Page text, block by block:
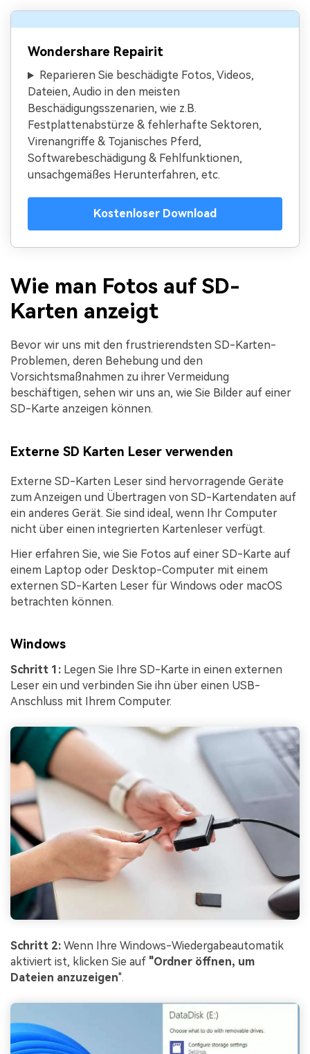
Wondershare Repairit
Reparieren Sie beschädigte Fotos, Videos,
Dateien, Audio in den meisten
Beschädigungsszenarien, wie z.B.
Festplattenabstürze & fehlerhafte Sektoren,
Virenangriffe & Tojanisches Pferd,
Softwarebeschädigung & Fehlfunktionen,
unsachgemäßes Herunterfahren, etc.
Kostenloser Download
Wie man Fotos auf SD-
Karten anzeigt
Bevor wir uns mit den frustrierendsten SD-Karten-
Problemen, deren Behebung und den
Vorsichtsmaßnahmen zu ihrer Vermeidung
beschäftigen, sehen wir uns an, wie Sie Bilder auf einer
SD-Karte anzeigen können.
Externe SD Karten Leser verwenden
Externe SD-Karten Leser sind hervorragende Geräte
zum Anzeigen und Übertragen von SD-Kartendaten auf
ein anderes Gerät. Sie sind ideal, wenn Ihr Computer
nicht über einen integrierten Kartenleser verfügt.
Hier erfahren Sie, wie Sie Fotos auf einer SD-Karte auf
einem Laptop oder Desktop-Computer mit einem
externen SD-Karten Leser für Windows oder macOS
betrachten können.
Windows
Schritt 1: Legen Sie Ihre SD-Karte in einen externen
Leser ein und verbinden Sie ihn über einen USB-
Anschluss mit Ihrem Computer.
Schritt 2: Wenn Ihre Windows-Wiedergabeautomatik
aktiviert ist, klicken Sie auf "Ordner öffnen, um
Dateien anzuzeigen".